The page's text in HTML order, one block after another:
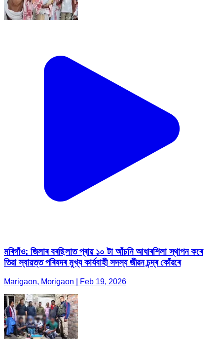
মৰিগাঁও: জিলাৰ বৰছিলাত প্ৰায় ১০ টা আঁচনি আধাৰশিলা স্থাপন কৰে
তিৱা স্বায়ত্ত পৰিষদৰ মুখ্য কাৰ্যবাহী সদস্য জীৱন চন্দ্ৰ কোঁৱৰে
Marigaon, Morigaon | Feb 19, 2026